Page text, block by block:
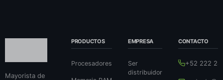
Mayorista de
PRODUCTOS
Procesadores
EMPRESA
Ser
distribuidor
CONTACTO
+52 222